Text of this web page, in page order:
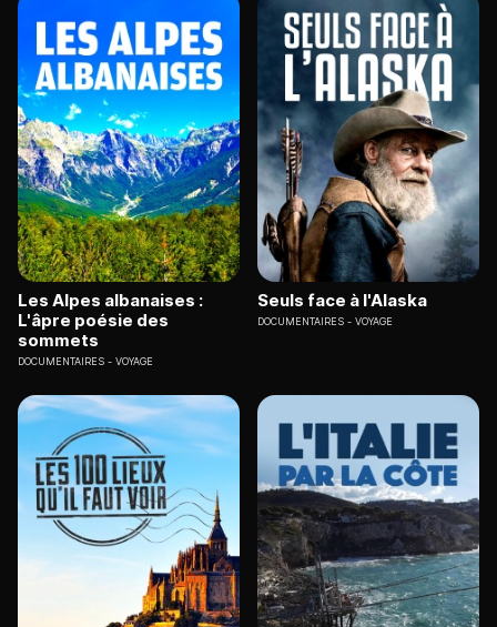
Les Alpes albanaises :
L'âpre poésie des
sommets
DOCUMENTAIRES VOYAGE
Seuls face à l'Alaska
DOCUMENTAIRES VOYAGE